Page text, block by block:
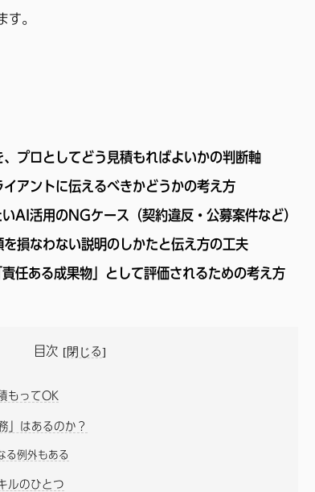
す。
プロとしてどう見積もればよいかの判断軸
イアントに伝えるべきかどうかの考え方
AI活用のNGケース（契約違反・公募案件など）
損なわない説明のしかたと伝え方の工夫
責任ある成果物」として評価されるための考え方
目次 [閉じる]
もってOK
」はあるのか？
例外もある
ルのひとつ